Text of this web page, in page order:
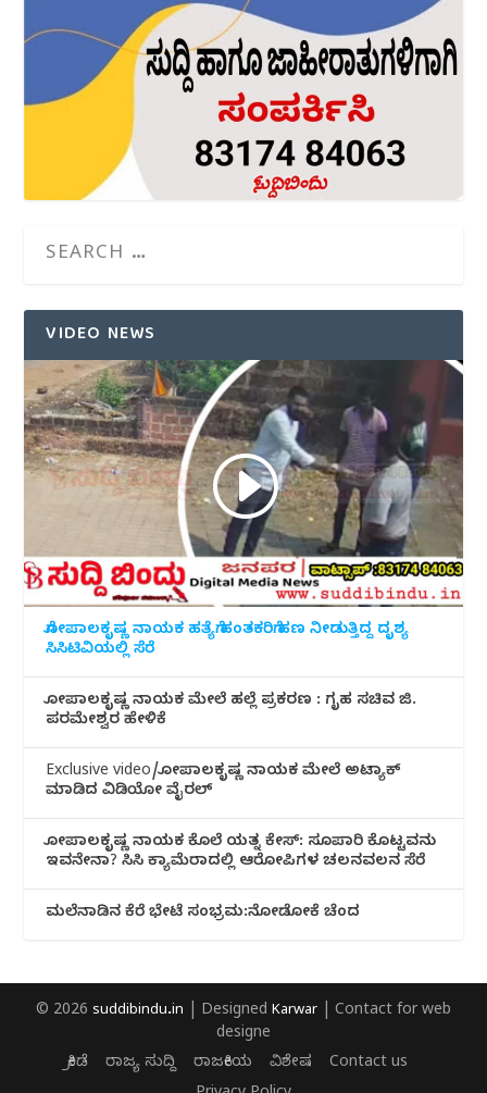
VIDEO NEWS
ಗೋಪಾಲಕೃಷ್ಣ ನಾಯಕ ಹತ್ಯೆಗೆ ಹಂತಕರಿಗೆ ಹಣ ನೀಡುತ್ತಿದ್ದ ದೃಶ್ಯ
ಸಿಸಿಟಿವಿಯಲ್ಲಿ ಸೆರೆ
ಗೋಪಾಲಕೃಷ್ಣ ನಾಯಕ ಮೇಲೆ ಹಲ್ಲೆ ಪ್ರಕರಣ : ಗೃಹ ಸಚಿವ ಜಿ.
ಪರಮೇಶ್ವರ ಹೇಳಿಕೆ
Exclusive video/ಗೋಪಾಲಕೃಷ್ಣ ನಾಯಕ ಮೇಲೆ ಅಟ್ಯಾಕ್
ಮಾಡಿದ ವಿಡಿಯೋ ವೈರಲ್
ಗೋಪಾಲಕೃಷ್ಣ ನಾಯಕ ಕೊಲೆ ಯತ್ನ ಕೇಸ್: ಸೂಪಾರಿ ಕೊಟ್ಟವನು
ಇವನೇನಾ? ಸಿಸಿ ಕ್ಯಾಮೆರಾದಲ್ಲಿ ಆರೋಪಿಗಳ ಚಲನವಲನ ಸೆರೆ
ಮಲೆನಾಡಿ‌ನ ಕೆರೆ ಭೇಟೆ ಸಂಭ್ರಮ:ನೋಡೋಕೆ ಚೆಂದ
© 2026 suddibindu.in | Designed Karwar | Contact for web
designe
ಕ್ರೀಡೆ
ರಾಜ್ಯ ಸುದ್ದಿ ರಾಜಕೀಯ ವಿಶೇಷ
Contact us